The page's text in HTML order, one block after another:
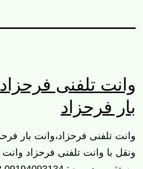
وانت تلفنی
بار فرحزاد
وانت تلفنی فرحزاد،وانت بار
ونقل با وانت تلفنی فرحزاد وانت